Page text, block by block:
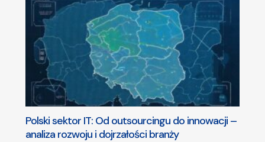
Polski sektor IT: Od outsourcingu do innowacji –
analiza rozwoju i dojrzałości branży